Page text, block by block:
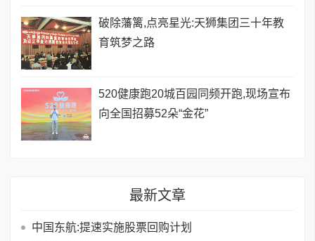
破除藩篱,点亮星光:天狮集团三十年教
育筑梦之路
520健康跑20城百园同频开跑,现场宣布
向全国招募52朵“金花”
最新文章
中国东航:提速实施股票回购计划